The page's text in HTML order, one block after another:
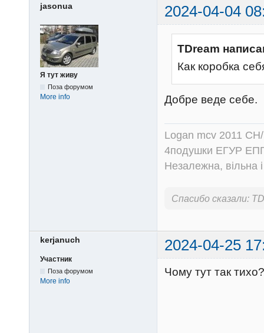
jasonua 2024-04-04
Я тут живу
Поза форумом
More info
TDream
Как коробка
Добре веде себе.
Logan mcv 2011
4подушки ЕГУР
Незалежна, вільна
Спасибо сказали:
kerjanuch 2024-04-25
Участник
Поза форумом
More info
Чому тут так тихо?